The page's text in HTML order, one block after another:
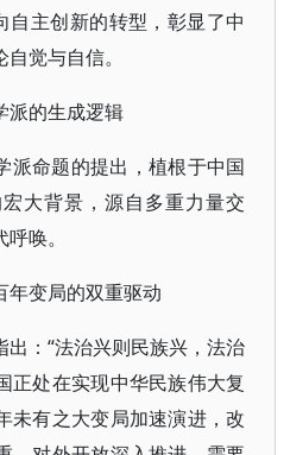
自主创新的转型，彰显了中
觉与自信。
派的生成逻辑
派命题的提出，植根于中国
大背景，源自多重力量交
唤。
年变局的双重驱动
出：“法治兴则民族兴，法治
正处在实现中华民族伟大复
未有之大变局加速演进，改